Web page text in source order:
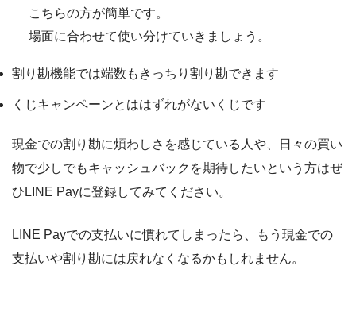
こちらの方が簡単です。
場面に合わせて使い分けていきましょう。
割り勘機能では端数もきっちり割り勘できます
くじキャンペーンとははずれがないくじです
現金での割り勘に煩わしさを感じている人や、日々の買い
物で少しでもキャッシュバックを期待したいという方はぜ
ひLINE Payに登録してみてください。
LINE Payでの支払いに慣れてしまったら、もう現金での
支払いや割り勘には戻れなくなるかもしれません。